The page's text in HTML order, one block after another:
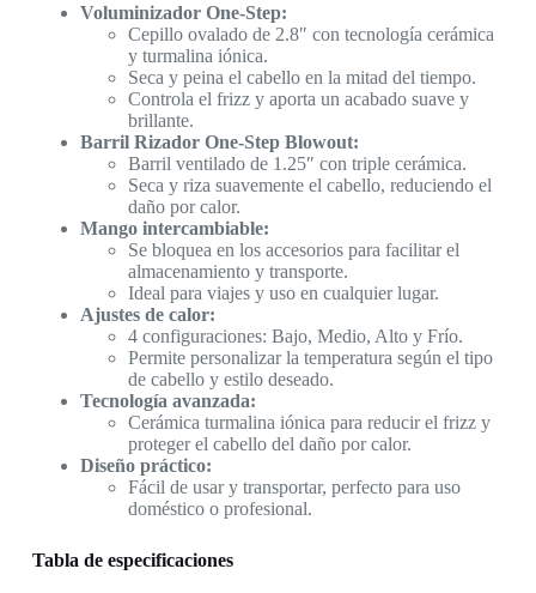
Voluminizador One-Step:
Cepillo ovalado de 2.8″ con tecnología cerámica
y turmalina iónica.
Seca y peina el cabello en la mitad del tiempo.
Controla el frizz y aporta un acabado suave y
brillante.
Barril Rizador One-Step Blowout:
Barril ventilado de 1.25″ con triple cerámica.
Seca y riza suavemente el cabello, reduciendo el
daño por calor.
Mango intercambiable:
Se bloquea en los accesorios para facilitar el
almacenamiento y transporte.
Ideal para viajes y uso en cualquier lugar.
Ajustes de calor:
4 configuraciones: Bajo, Medio, Alto y Frío.
Permite personalizar la temperatura según el tipo
de cabello y estilo deseado.
Tecnología avanzada:
Cerámica turmalina iónica para reducir el frizz y
proteger el cabello del daño por calor.
Diseño práctico:
Fácil de usar y transportar, perfecto para uso
doméstico o profesional.
Tabla de especificaciones